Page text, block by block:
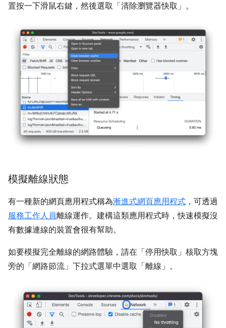
置按一下滑鼠右鍵，然後選取「清除瀏覽器快取」 。
模擬離線狀態
有一種新的網頁應用程式稱為漸進式網頁應用程式 ，可透過
服務工作人員離線運作。建構這類應用程式時，快速模擬沒
有數據連線的裝置會很有幫助。
如要模擬完全離線的網路體驗，請在「停用快取」核取方塊
旁的「網路節流」下拉式選單中選取「離線」 。